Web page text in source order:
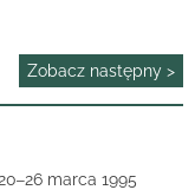
Zobacz następny >
–26 marca 1995